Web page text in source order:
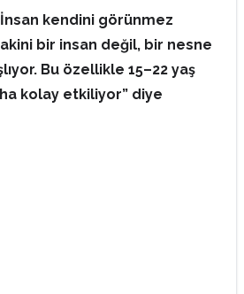
kendini görünmez
bir insan değil, bir nesne
Bu özellikle 15–22 yaş
kolay etkiliyor” diye